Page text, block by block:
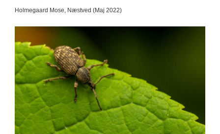
Holmegaard Mose, Næstved (Maj 2022)